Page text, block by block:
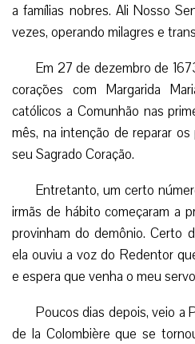
a famílias nobres. Ali Nosso
vezes, operando milagres e
Em 27 de dezembro de
corações com Margarida
católicos a Comunhão nas
mês, na intenção de reparar
seu Sagrado Coração.
Entretanto, um certo
irmãs de hábito começaram a
provinham do demônio. Certo
ela ouviu a voz do Redentor
e espera que venha o meu
Poucos dias depois, veio a
de la Colombière que se